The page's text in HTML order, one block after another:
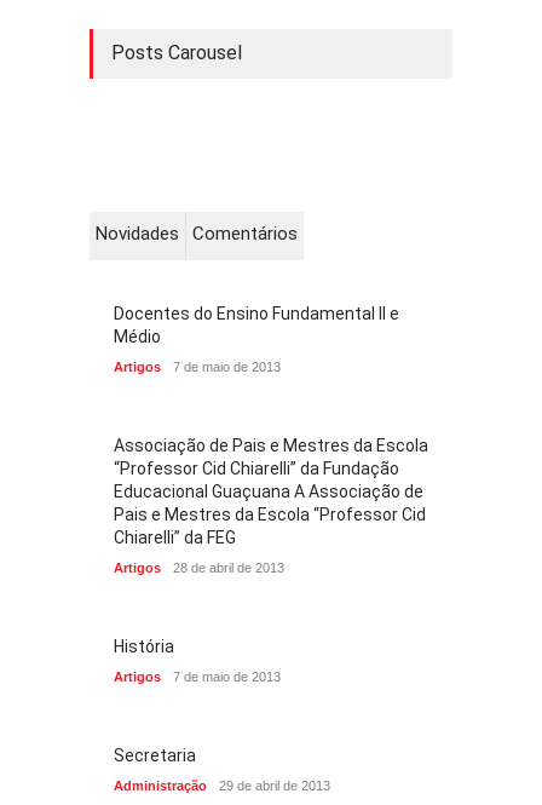
Posts Carousel
Novidades Comentários
Docentes do Ensino Fundamental II e
Médio
Artigos 7 de maio de 2013
Associação de Pais e Mestres da Escola
“Professor Cid Chiarelli” da Fundação
Educacional Guaçuana A Associação de
Pais e Mestres da Escola “Professor Cid
Chiarelli” da FEG
Artigos 28 de abril de 2013
História
Artigos 7 de maio de 2013
Secretaria
Administração 29 de abril de 2013